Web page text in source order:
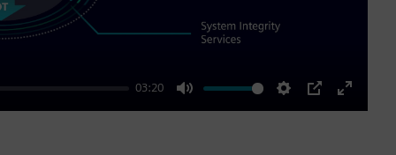
03:20
Mute Settings
PIP
Enter